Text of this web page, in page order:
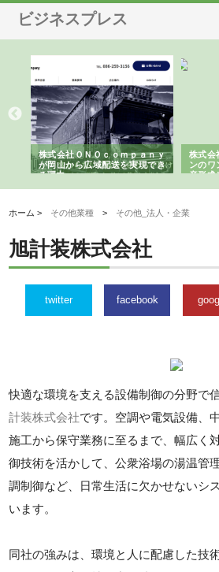
ビジネスプレス
株式会社ＯＮＯｃｏｍｐａｎｙ
が岡山から広域配送を実現でき
る理由
株式会
ンのワ
産形成
ホーム > その他業種 > その他_法人・企業
旭計装株式会社
twitter facebook
快適な環境を支える設備制御の分野で
計装株式会社です。空調や電気設備、
施工から保守業務に至るまで、幅広く
御技術を活かして、公衆浴場の湯温管
調制御など、日常生活に欠かせないシ
います。
同社の強みは、環境と人に配慮した技